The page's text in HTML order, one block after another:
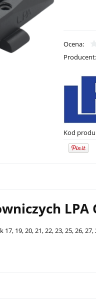
Ocena:
Producent:
Kod
LPA
19, 20, 21, 22, 23, 25, 26, 27,